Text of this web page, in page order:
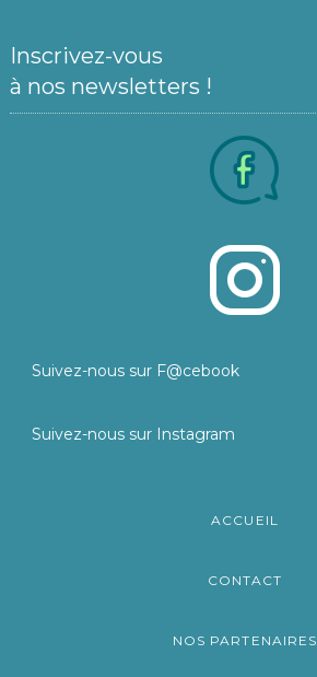
Inscrivez-vous
à nos newsletters !
Suivez-nous sur F@cebook
Suivez-nous sur Instagram
ACCUEIL
CONTACT
NOS PARTENAIRES